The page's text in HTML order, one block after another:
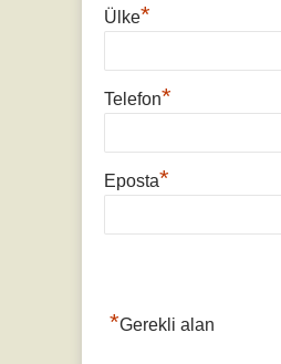
Ülke*
Telefon*
Eposta*
*Gerekli alan